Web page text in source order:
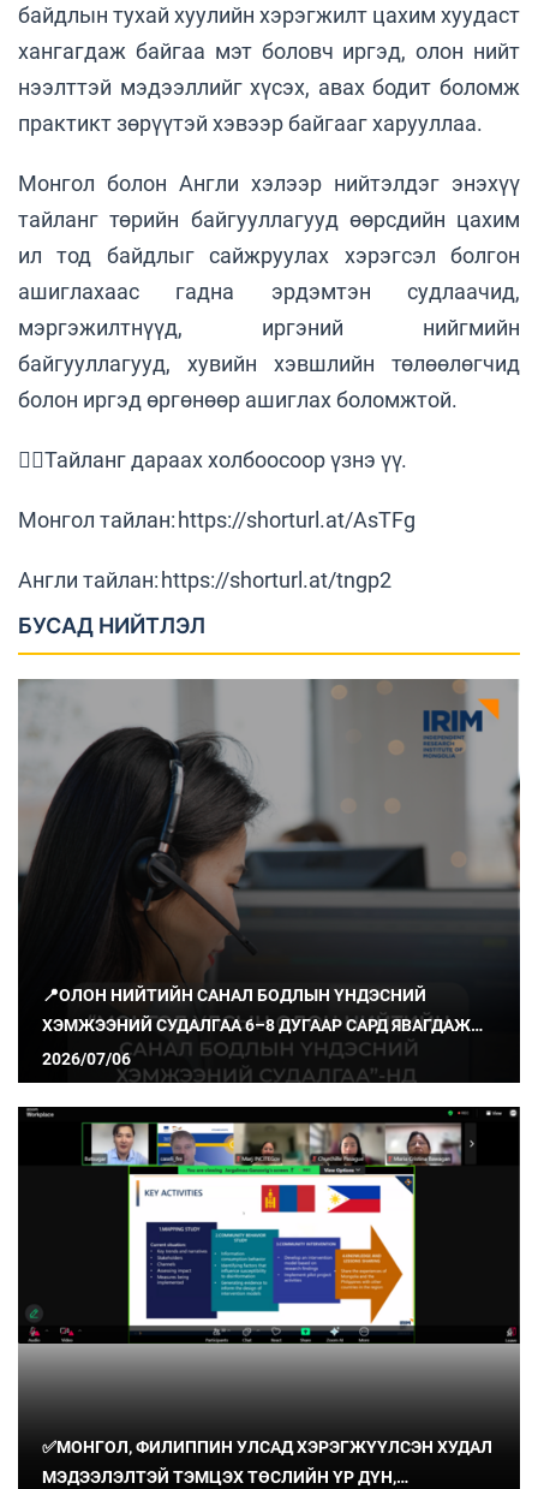
байдлын тухай хуулийн хэрэгжилт цахим хуудаст
хангагдаж байгаа мэт боловч иргэд, олон нийт
нээлттэй мэдээллийг хүсэх, авах бодит боломж
практикт зөрүүтэй хэвээр байгааг харууллаа.
Монгол болон Англи хэлээр нийтэлдэг энэхүү
тайланг төрийн байгууллагууд өөрсдийн цахим
ил тод байдлыг сайжруулах хэрэгсэл болгон
ашиглахаас гадна эрдэмтэн судлаачид,
мэргэжилтнүүд, иргэний нийгмийн
байгууллагууд, хувийн хэвшлийн төлөөлөгчид
болон иргэд өргөнөөр ашиглах боломжтой.
👇🏻Тайланг дараах холбоосоор үзнэ үү.
Монгол тайлан: https://shorturl.at/AsTFg
Англи тайлан: https://shorturl.at/tngp2
БУСАД НИЙТЛЭЛ
📍ОЛОН НИЙТИЙН САНАЛ БОДЛЫН ҮНДЭСНИЙ
ХЭМЖЭЭНИЙ СУДАЛГАА 6–8 ДУГААР САРД ЯВАГДАЖ
БАЙНА
2026/07/06
✅МОНГОЛ, ФИЛИППИН УЛСАД ХЭРЭГЖҮҮЛСЭН ХУДАЛ
МЭДЭЭЛЭЛТЭЙ ТЭМЦЭХ ТӨСЛИЙН ҮР ДҮН,